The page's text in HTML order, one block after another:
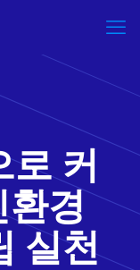
로 커
환경
실천